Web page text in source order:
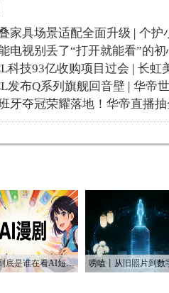
家具场景适配全面升级 | 个护
电视别丢了“打开就能看”的初
科技93亿收购项目过会 | 长虹
发布Q系列旗舰回音壁 | 华帝
牙夺冠荣耀落地！华帝直播
唠嗑｜到底是谁在看AI短剧？！